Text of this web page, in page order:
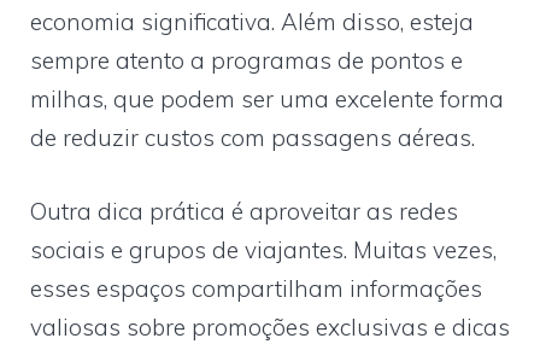
economia significativa. Além disso, esteja
sempre atento a programas de pontos e
milhas, que podem ser uma excelente forma
de reduzir custos com passagens aéreas.
Outra dica prática é aproveitar as redes
sociais e grupos de viajantes. Muitas vezes,
esses espaços compartilham informações
valiosas sobre promoções exclusivas e dicas